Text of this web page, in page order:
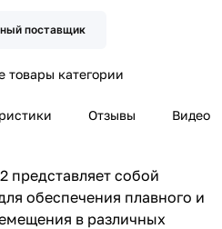
поставщик
товары категории
Отзывы Видео
представляет собой
обеспечения плавного и
в различных